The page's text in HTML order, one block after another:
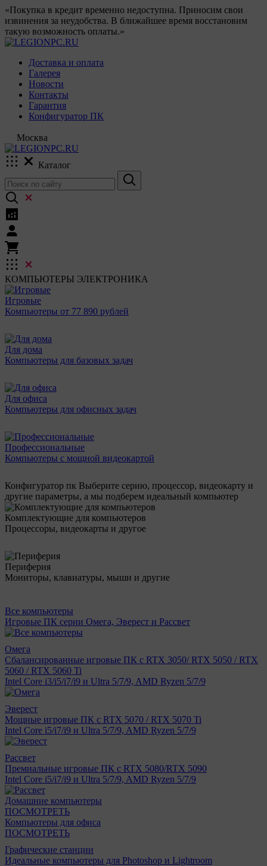
«Покупка в кредит временно недоступна. Приносим свои
извинения за неудобства. В ближайшее время восстановим
такую возможность оплаты.»
Доставка и оплата
Галерея
Новости
Контакты
Гарантия
Конфигуратор ПК
Москва
Каталог
КОМПЬЮТЕРЫ ЭЛЕКТРОНИКА
Игровые
Компьютеры от 77 890 рублей
Для дома
Компьютеры для базовых задач
Для офиса
Компьютеры для офисных задач
Профессиональные
Компьютеры с мощной видеокартой
Конфигуратор пк Выберите серию, процессор, видеокарту и
другие параметры, а мы подберем идеальный компьютер
Комплектующие для компьютеров
Процессоры, видеокарты и другое
Периферия
Мониторы, клавиатуры, мыши и другие
Все компьютеры
Игровые ПК серии Омега, Эверест и Рассвет
Омега
Сбалансированные игровые ПК с RTX 3050/ RTX 5050 / RTX
5060 / RTX 5060 Ti
Intel Core i3/i5/i7/i9 и Ultra 5/7/9, AMD Ryzen 5/7/9
Эверест
Мощные игровые ПК с RTX 5070 / RTX 5070 Ti
Intel Core i5/i7/i9 и Ultra 5/7/9, AMD Ryzen 5/7/9
Рассвет
Премиальные игровые ПК с RTX 5080/RTX 5090
Intel Core i5/i7/i9 и Ultra 5/7/9, AMD Ryzen 5/7/9
Домашние компьютеры
ПОСМОТРЕТЬ
Компьютеры для офиса
ПОСМОТРЕТЬ
Графические станции
Идеальные компьютеры для Photoshop и Lightroom